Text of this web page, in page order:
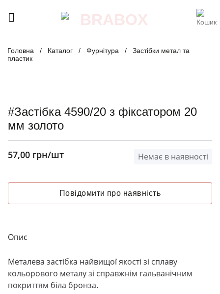
Головна / Каталог / Фурнітура /
Застібки метал та
пластик
#Застібка 4590/20 з фіксатором 20
мм золото
57,00 грн/шт Немає в наявності
Опис
Металева застібка найвищої якості зі сплаву
кольорового металу зі справжнім гальванічним
покриттям біла бронза.